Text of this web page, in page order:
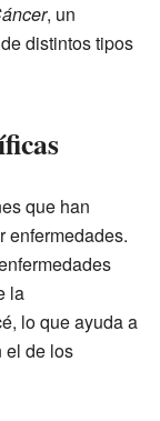
, un
distintos tipos
que han
enfermedades.
la
lo que ayuda a
el de los